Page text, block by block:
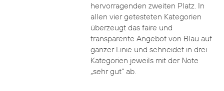
hervorragenden zweiten Platz. In
allen vier getesteten Kategorien
überzeugt das faire und
transparente Angebot von Blau auf
ganzer Linie und schneidet in drei
Kategorien jeweils mit der Note
„sehr gut“ ab.